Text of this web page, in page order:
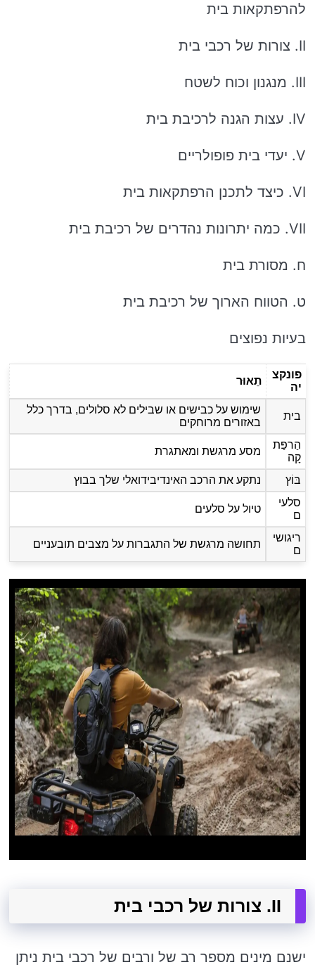
להרפתקאות בית
II. צורות של רכבי בית
III. מנגנון וכוח לשטח
IV. עצות הגנה לרכיבת בית
V. יעדי בית פופולריים
VI. כיצד לתכנן הרפתקאות בית
VII. כמה יתרונות נהדרים של רכיבת בית
ח. מסורת בית
ט. הטווח הארוך של רכיבת בית
בעיות נפוצים
פונקצ
יה
תֵאוּר
בית
שימוש על כבישים או שבילים לא סלולים, בדרך כלל
באזורים מרוחקים
הַרפַּת
קָה
מסע מרגשת ומאתגרת
בּוֹץ
נתקע את הרכב האינדיבידואלי שלך בבוץ
סלעי
ם
טיול על סלעים
ריגושי
ם
תחושה מרגשת של התגברות על מצבים תובעניים
II. צורות של רכבי בית
ישנם מינים מספר רב של ורבים של רכבי בית ניתן